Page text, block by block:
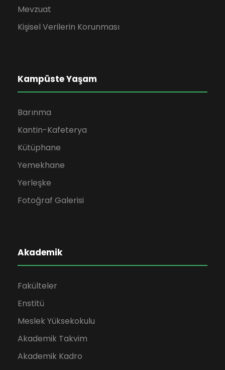
Mevzuat
Kişisel Verilerin Korunması
Kampüste Yaşam
Barınma
Kantin-Kafeterya
Kütüphane
Yemekhane
Yerleşke
Fotoğraf Galerisi
Akademik
Fakülteler
Enstitü
Meslek Yüksekokulu
Akademik Takvim
Akademik Kadro